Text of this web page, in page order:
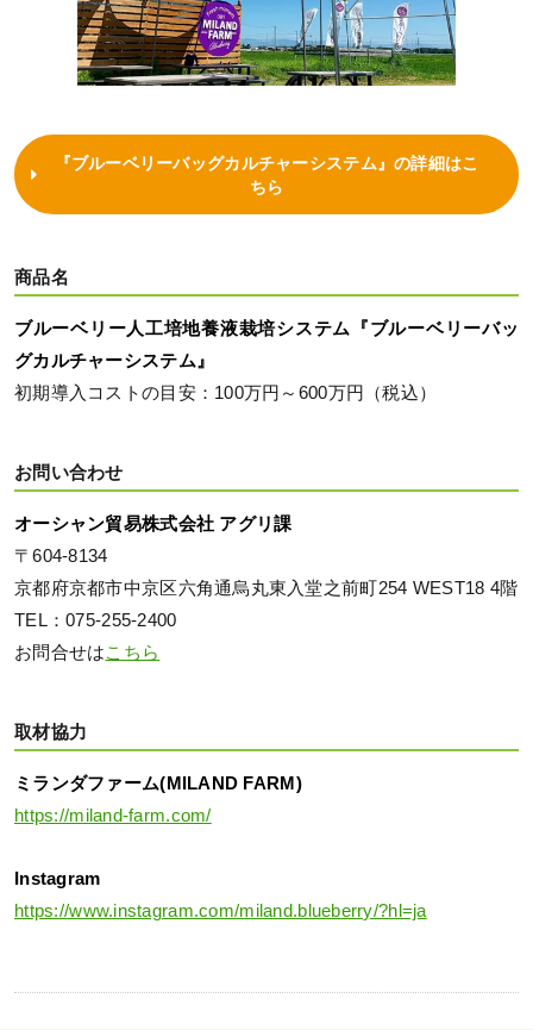
『ブルーベリーバッグカルチャーシステム』の詳細はこ
ちら
商品名
ブルーベリー人工培地養液栽培システム『ブルーベリーバッ
グカルチャーシステム』
初期導入コストの目安：100万円～600万円（税込）
お問い合わせ
オーシャン貿易株式会社 アグリ課
〒604-8134
京都府京都市中京区六角通烏丸東入堂之前町254 WEST18 4階
TEL：075-255-2400
お問合せはこちら
取材協力
ミランダファーム(MILAND FARM)
https://miland-farm.com/
Instagram
https://www.instagram.com/miland.blueberry/?hl=ja